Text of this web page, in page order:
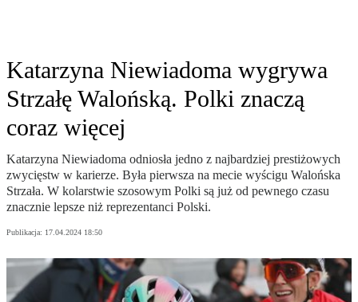
Katarzyna Niewiadoma wygrywa
Strzałę Walońską. Polki znaczą
coraz więcej
Katarzyna Niewiadoma odniosła jedno z najbardziej prestiżowych
zwycięstw w karierze. Była pierwsza na mecie wyścigu Walońska
Strzała. W kolarstwie szosowym Polki są już od pewnego czasu
znacznie lepsze niż reprezentanci Polski.
Publikacja: 17.04.2024 18:50